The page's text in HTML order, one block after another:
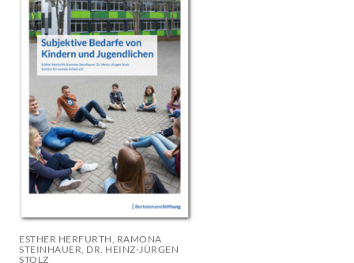
ESTHER HERFURTH, RAMONA
STEINHAUER, DR. HEINZ-JÜRGEN
STOLZ